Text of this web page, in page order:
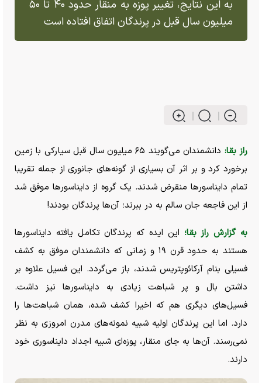
به این نتایج، تغییر پوزه به منقار حدود ۴۰ تا ۵۰
میلیون سال قبل در پرندگان اتفاق افتاده است
راز بقا:
دانشمندان می‌گویند ۶۵ میلیون سال قبل سیارکی با زمین
برخورد کرد و بر اثر آن بسیاری از گونه‌های جانوری از جمله تقریبا
تمام دایناسور‌ها منقرض شدند. یک گروه از دایناسور‌ها موفق شد
از این فاجعه جان سالم به در ببرند؛ آن‌ها پرندگان بودند!
به گزارش راز بقا؛ این ایده که پرندگان تکامل یافته دایناسور‌ها
هستند به حدود قرن ۱۹ و زمانی که دانشمندان موفق به کشف
فسیلی بنام آرکائوپتریس شدند، باز می‌گردد. این فسیل علاوه بر
داشتن بال و پر شباهت زیادی به دایناسور‌ها نیز داشت.
فسیل‌های دیگری هم که اخیرا کشف شده، همان شباهت‌ها را
دارد. اما این پرندگان اولیه شبیه نمونه‌های مدرن امروزی به نظر
نمی‌رسند. آن‌ها به جای منقار، پوزه‌ای شبیه اجداد دایناسوری خود
دارند.